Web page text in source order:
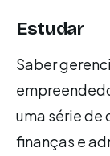
Estudar
Saber
uma série de
finanças e